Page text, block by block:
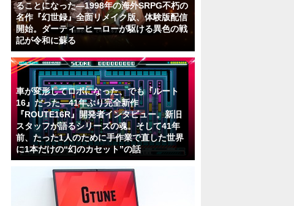
ることになった―1998年の海外SRPG不朽の
名作『幻世録』全面リメイク版、体験版配信
開始。ダーティーヒーローが駆ける異色の戦
記が令和に蘇る
車が変形してロボになった、でも『ルート
16』だった―41年ぶり完全新作
『ROUTE16R』開発者インタビュー。新旧
スタッフが語るシリーズの魂。そして41年
前、たった1人のために手作業で直した世界
に1本だけの“幻のカセット”の話